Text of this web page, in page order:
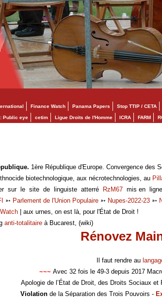
Finance Watch Panama Papers Stop TTIP / CETA
Public eye cetim Ligue Droits de l'Homme ICRA FARM
1ère République d'Europe. Convergence des
biotechnologique, aux nécrotechnologies, au
sur le site de linguiste atterré RzM67 mis en
➳ Parlement de l'Union Populaire ➳ Nupes-2022-23 ➳
| aux urnes, on est là, pour l'État de Droit !
anti-totalitaire à Bucarest, (wiki)
Rénovez
Il faut rendre au
~~~ Avec 32 fois le 49-3 depuis 2017
Apologie de l’État de Droit, des Droits Sociaux
Violation de la Séparation des Trois Pouvoirs -